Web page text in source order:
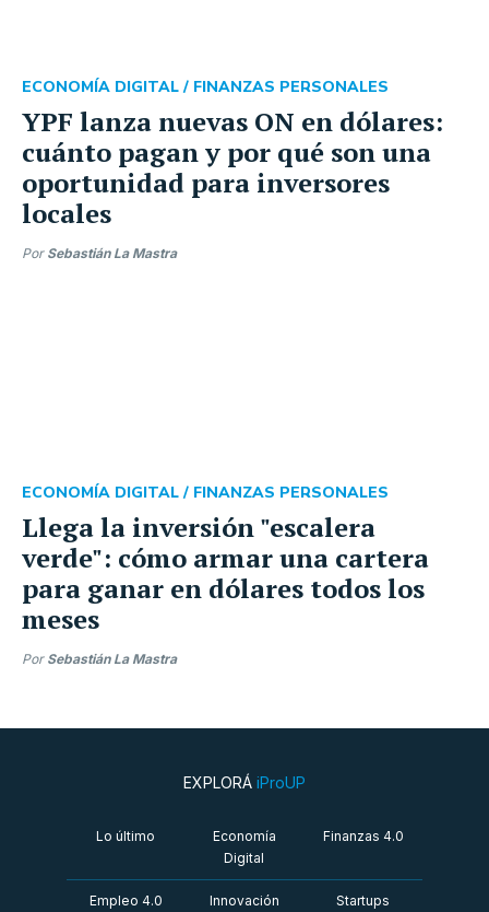
YPF lanza nuevas ON en dólares:
cuánto pagan y por qué son una
oportunidad para inversores
locales
ECONOMÍA DIGITAL / FINANZAS PERSONALES
Por Sebastián La Mastra
Llega la inversión "escalera
verde": cómo armar una cartera
para ganar en dólares todos los
meses
ECONOMÍA DIGITAL / FINANZAS PERSONALES
Por Sebastián La Mastra
EXPLORÁ iProUP
Lo último
Economía
Digital
Finanzas 4.0
Empleo 4.0 Innovación Startups